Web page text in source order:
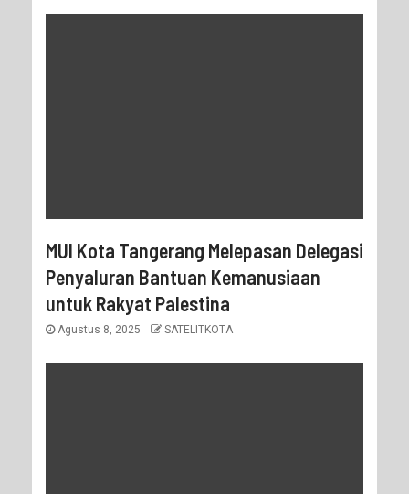
MUI Kota Tangerang Melepasan Delegasi
Penyaluran Bantuan Kemanusiaan
untuk Rakyat Palestina
Agustus 8, 2025 SATELITKOTA